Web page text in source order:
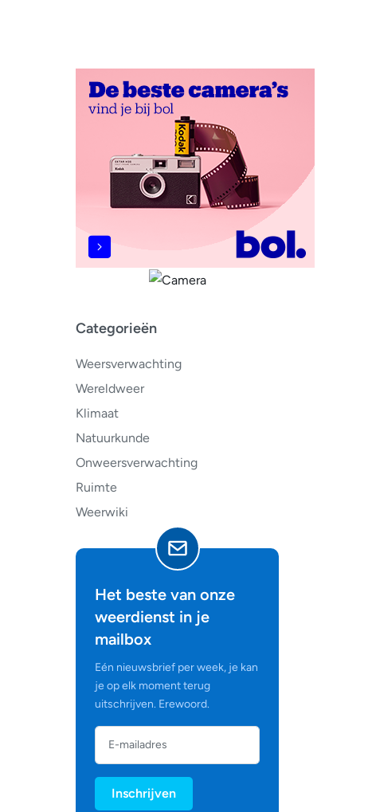
Categorieën
Weersverwachting
Wereldweer
Klimaat
Natuurkunde
Onweersverwachting
Ruimte
Weerwiki
Het beste van onze
weerdienst in je
mailbox
Eén nieuwsbrief per week, je kan
je op elk moment terug
uitschrijven. Erewoord.
Inschrijven